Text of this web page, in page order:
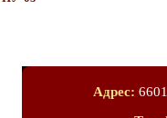
Адрес: